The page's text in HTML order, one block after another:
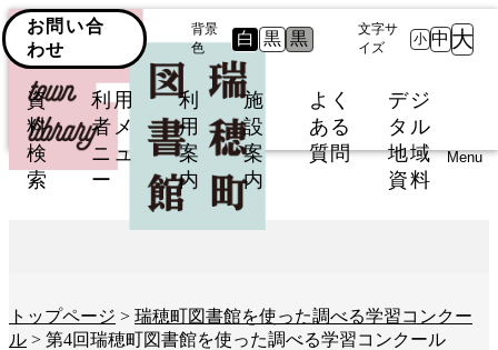
お問い合
わせ
背景
色
白 黒 黒
文字サ
イズ
小 中 大
資
料
検
索
利用
者メ
ニュ
ー
利
用
案
内
施
設
案
内
よく
ある
質問
デジ
タル
地域
資料
Menu
トップページ > 瑞穂町図書館を使った調べる学習コンクー
ル > 第4回瑞穂町図書館を使った調べる学習コンクール